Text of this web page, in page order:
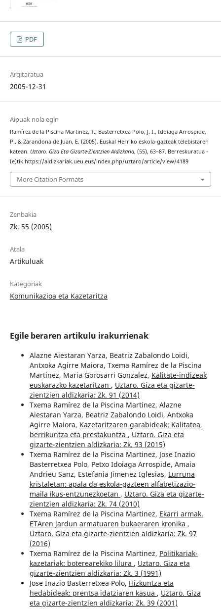
PDF
Argitaratua
2005-12-31
Aipuak nola egin
Ramírez de la Piscina Martinez, T., Basterretxea Polo, J. I., Idoiaga Arrospide,
P., & Zarandona de Juan, E. (2005). Euskal Herriko eskola-gazteak telebistaren
katean. Uztaro. Giza Eta Gizarte-Zientzien Aldizkaria, (55), 63–87. Berreskuratua -
(e)tik https://aldizkariak.ueu.eus/index.php/uztaro/article/view/4189
More Citation Formats
Zenbakia
Zk. 55 (2005)
Atala
Artikuluak
Kategoriak
Komunikazioa eta Kazetaritza
Egile beraren artikulu irakurrienak
Alazne Aiestaran Yarza, Beatriz Zabalondo Loidi,
Antxoka Agirre Maiora, Txema Ramírez de la Piscina
Martinez, Maria Gorosarri Gonzalez, Kalitate-indizeak
euskarazko kazetaritzan , Uztaro. Giza eta gizarte-
zientzien aldizkaria: Zk. 91 (2014)
Txema Ramírez de la Piscina Martinez, Alazne
Aiestaran Yarza, Beatriz Zabalondo Loidi, Antxoka
Agirre Maiora, Kazetaritzaren garabideak: Kalitatea,
berrikuntza eta prestakuntza , Uztaro. Giza eta
gizarte-zientzien aldizkaria: Zk. 93 (2015)
Txema Ramírez de la Piscina Martinez, Jose Inazio
Basterretxea Polo, Petxo Idoiaga Arrospide, Amaia
Andrieu Sanz, Estefania Jimenez Iglesias, Lurruna
kristaletan: apala da eskola-gazteen alfabetizazio-
maila ikus-entzunezkoetan , Uztaro. Giza eta gizarte-
zientzien aldizkaria: Zk. 74 (2010)
Txema Ramírez de la Piscina Martinez, Ekarri armak.
ETAren jardun armatuaren bukaeraren kronika ,
Uztaro. Giza eta gizarte-zientzien aldizkaria: Zk. 97
(2016)
Txema Ramírez de la Piscina Martinez, Politikariak-
kazetariak: boterearekiko lilura , Uztaro. Giza eta
gizarte-zientzien aldizkaria: Zk. 3 (1991)
Jose Inazio Basterretxea Polo, Hizkuntza eta
hedabideak: prentsa idatziaren kasua , Uztaro. Giza
eta gizarte-zientzien aldizkaria: Zk. 39 (2001)